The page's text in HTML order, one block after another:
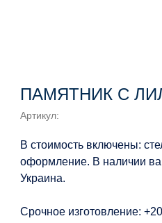
ПАМЯТНИК С
Артикул:
В стоимость включены:
оформление. В наличии
Украина.
Срочное изготовление: